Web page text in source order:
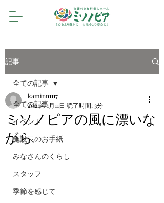
記事
全ての記事
イベント
施設長のお手紙
みなさんのくらし
スタッフ
季節を感じて
全ての記事
ミソノピアの風に漂いな
がら
kaminn1117
2024年1月11日 読了時間: 3分